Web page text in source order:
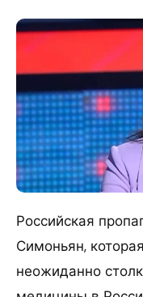
Российская
Симоньян,
неожиданно